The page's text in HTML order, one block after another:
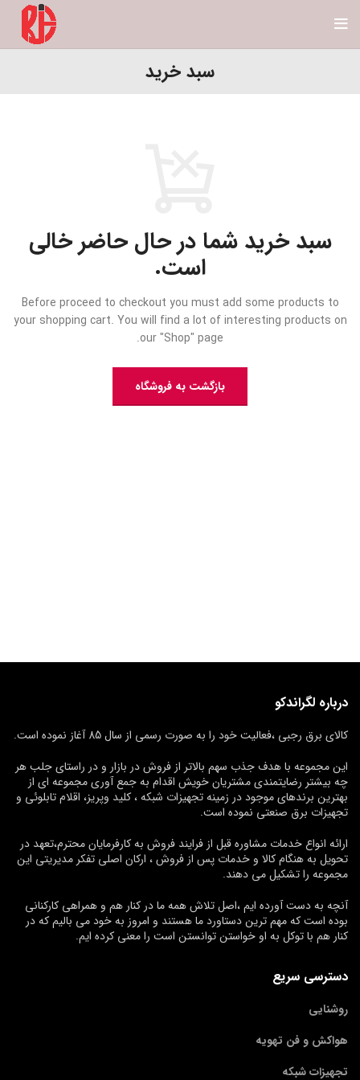
سبد خرید
سبد خرید شما در حال حاضر خالی
است.
Before proceed to checkout you must add some products to
your shopping cart. You will find a lot of interesting products on
our "Shop" page.
بازگشت به فروشگاه
درباره لگراندکو
کالای برق رجبی ،فعالیت خود را به صورت رسمی از سال 85 آغاز نموده است.
این مجموعه با هدف جذب سهم بالاتر از فروش در بازار و در راستای جلب هر
چه بیشتر رضایتمندی مشتریان خویش اقدام به جمع آوری مجموعه ای از
بهترین برندهای موجود در زمینه تجهیزات شبکه ، کلید وپریز، اقلام تابلوئی و
تجهیزات برق صنعتی نموده است.
ارائه انواع خدمات مشاوره قبل از فرایند فروش به کارفرمایان محترم،تعهد در
تحویل به هنگام کالا و خدمات پس از فروش ، ارکان اصلی تفکر مدیریتی این
مجموعه را تشکیل می دهند.
آنچه به دست آورده ایم ،اصل تلاش همه ما در کنار هم و همراهی کارکنانی
بوده است که مهم ترین دستاورد ما هستند و امروز به خود می بالیم که در
کنار هم با توکل به او خواستن توانستن است را معنی کرده ایم.
دسترسی سریع
روشنایی
هواکش و فن تهویه
تجهیزات شبکه